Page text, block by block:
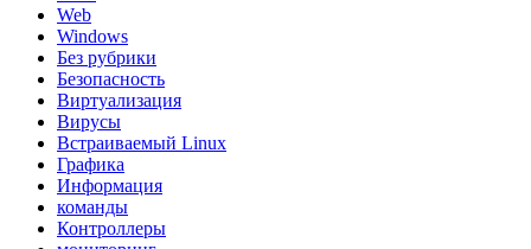
Web
Windows
Без рубрики
Безопасность
Виртуализация
Вирусы
Встраиваемый Linux
Графика
Информация
команды
Контроллеры